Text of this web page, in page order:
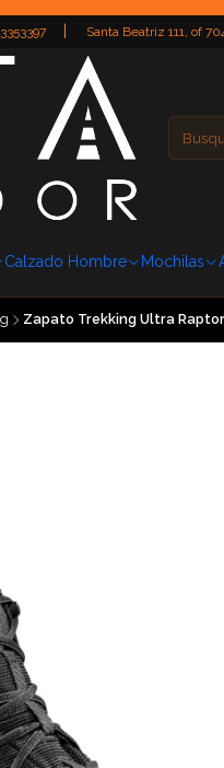
Santa Beatriz 111, of
Calzado Hombre Mochilas
Zapato Trekking Ultra